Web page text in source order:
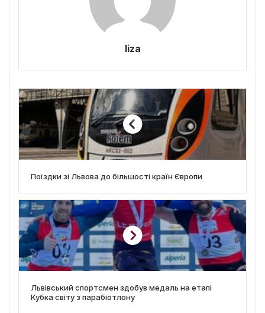
liza
Поїздки зі Львова до більшості країн Європи
Львівський спортсмен здобув медаль на етапі
Кубка світу з парабіотлону